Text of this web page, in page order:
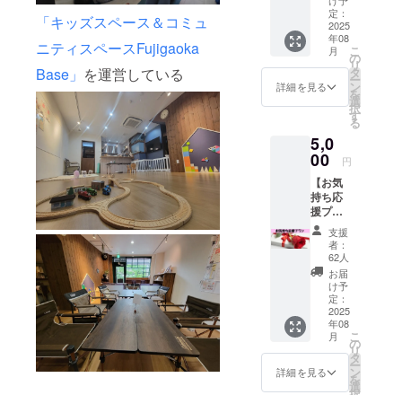
「キッズスペース＆コミュ
ニティスペースFujigaoka
Base」 を運営している
力にな
りま
す。 活
動に共
感して
くださ
る皆さ
まへ
「何か
してあ
げたい
けど、
講座を
利用す
るわけ
ではな
い」と
いう方
のため
の、純
粋なご
支援プ
ランで
す。 ご
支援い
定：
2025
年08
月
詳細を見る
こ
の
リ
タ
ー
ン
を
選
択
す
る
5,0
00 円
【お気
持ち応
援プラ
ン】 あ
なたの
応援
が、私
たちの
力にな
りま
す。 活
動に共
感して
くださ
る皆さ
支援
者：
62人
お届
け予
定：
2025
年08
月
詳細を見る
こ
の
リ
タ
ー
ン
を
選